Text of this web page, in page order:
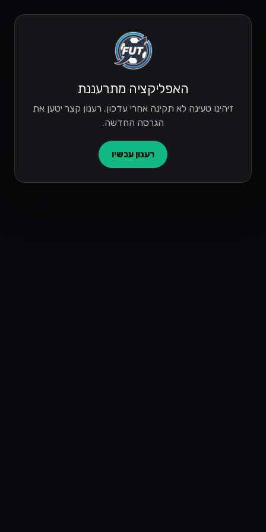
האפליקציה מתרעננת
זיהינו טעינה לא תקינה אחרי עדכון. רענון קצר יטען את
הגרסה החדשה.
רענון עכשיו